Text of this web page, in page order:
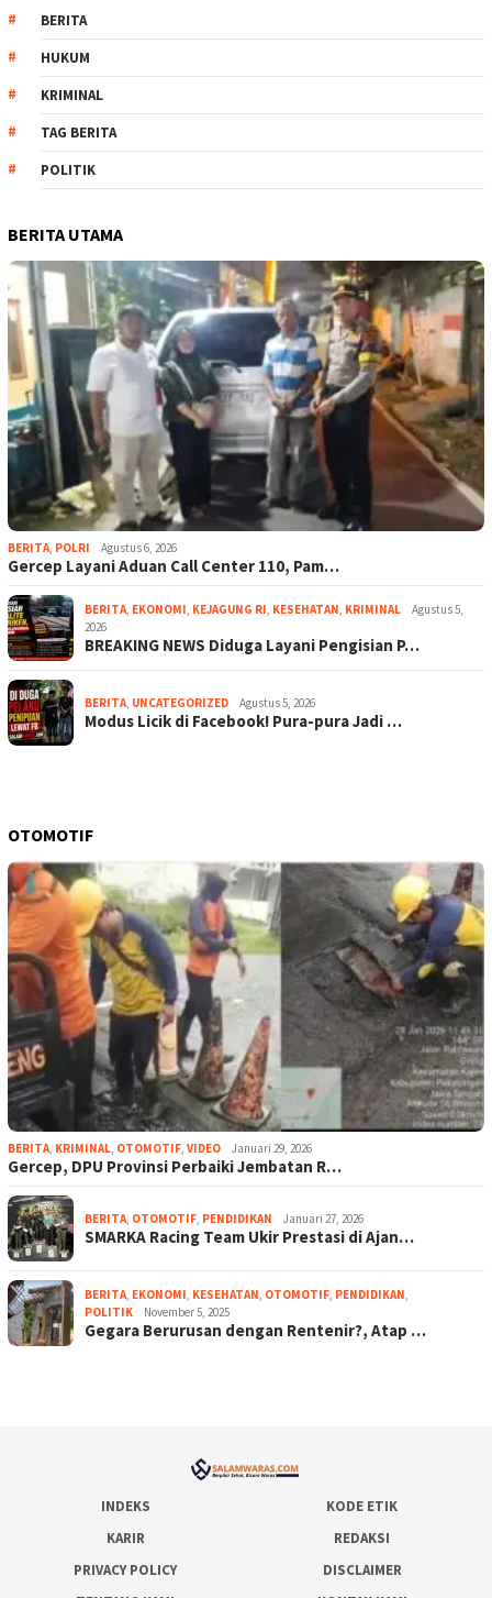
BERITA
HUKUM
KRIMINAL
TAG BERITA
POLITIK
BERITA UTAMA
BERITA, POLRI Agustus 6, 2026
Gercep Layani Aduan Call Center 110, Pam…
BERITA, EKONOMI, KEJAGUNG RI, KESEHATAN, KRIMINAL
Agustus 5,
2026
BREAKING NEWS Diduga Layani Pengisian P…
BERITA, UNCATEGORIZED Agustus 5, 2026
Modus Licik di Facebook! Pura-pura Jadi …
OTOMOTIF
BERITA, KRIMINAL, OTOMOTIF, VIDEO Januari 29, 2026
Gercep, DPU Provinsi Perbaiki Jembatan R…
BERITA, OTOMOTIF, PENDIDIKAN Januari 27, 2026
SMARKA Racing Team Ukir Prestasi di Ajan…
BERITA, EKONOMI, KESEHATAN, OTOMOTIF, PENDIDIKAN,
POLITIK
November 5, 2025
Gegara Berurusan dengan Rentenir?, Atap …
INDEKS
KODE ETIK
KARIR
REDAKSI
PRIVACY POLICY
DISCLAIMER